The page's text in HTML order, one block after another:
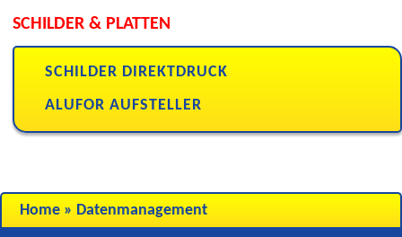
SCHILDER & PLATTEN
SCHILDER DIREKTDRUCK
ALUFOR AUFSTELLER
Home » Datenmanagement